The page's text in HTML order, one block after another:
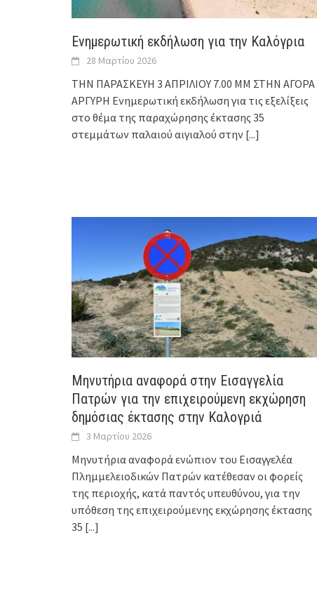
Ενημερωτική εκδήλωση για την Καλόγρια
28 Μαρτίου 2026
ΤΗΝ ΠΑΡΑΣΚΕΥΗ 3 ΑΠΡΙΛΙΟΥ 7.00 ΜΜ ΣΤΗΝ ΑΓΟΡΑ
ΑΡΓΥΡΗ Ενημερωτική εκδήλωση για τις εξελίξεις
στο θέμα της παραχώρησης έκτασης 35
στεμμάτων παλαιού αιγιαλού στην [...]
Μηνυτήρια αναφορά στην Εισαγγελία
Πατρών για την επιχειρούμενη εκχώρηση
δημόσιας έκτασης στην Καλογριά
3 Μαρτίου 2026
Μηνυτήρια αναφορά ενώπιον του Εισαγγελέα
Πλημμελειοδικών Πατρών κατέθεσαν οι φορείς
της περιοχής, κατά παντός υπευθύνου, για την
υπόθεση της επιχειρούμενης εκχώρησης έκτασης
35 [...]